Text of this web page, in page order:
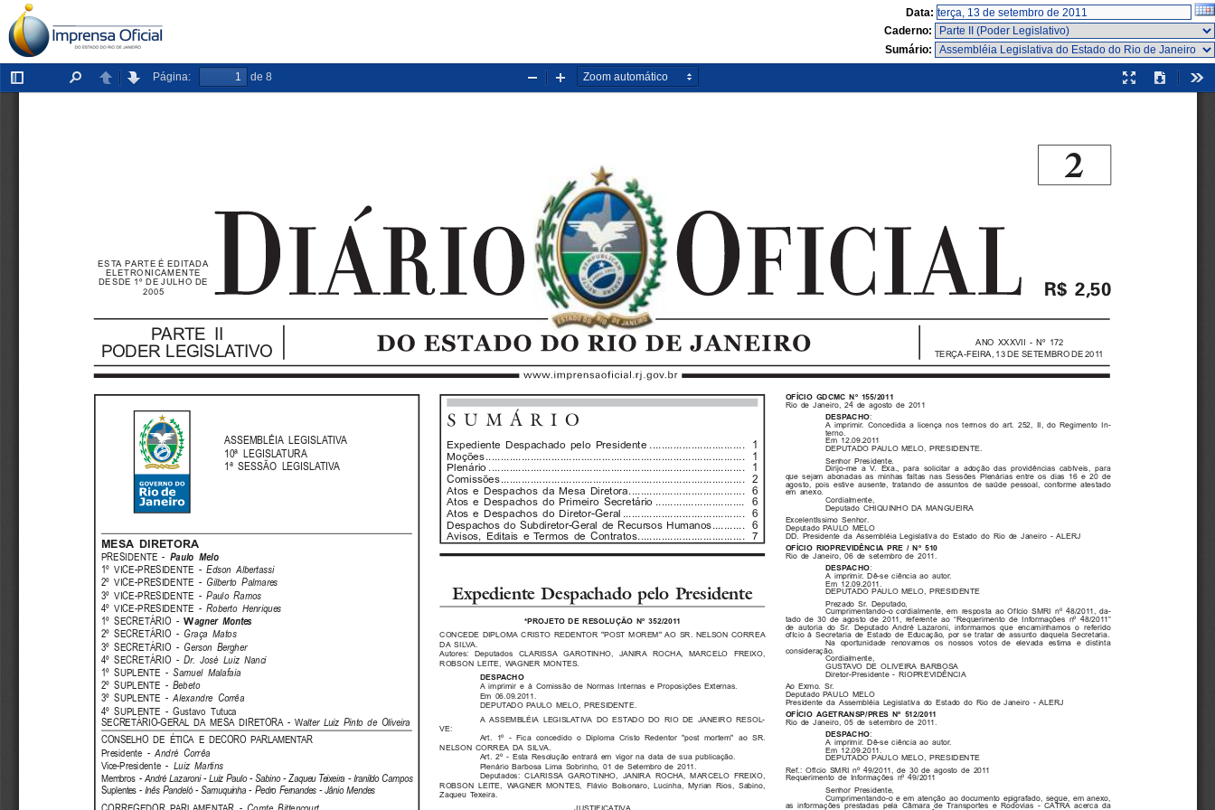
Data:
Caderno:
Sumário:
Exibir/ocultar
painel
LocalizarAnteriorPróxima
Página: de 8
Modo
de
Download
Diminuir
zoom
Aumentar
zoom
ASSEMBLÉIA LEGISLATIVA
10ª LEGISLATURA
1ª SESSÃO LEGISLATIVA
MESA DIRETORA
PRESIDENTE - Paulo  Melo
1º VICE-PRESIDENTE - Edson Albertassi
2º VICE-PRESIDENTE - Gilberto Palmares
3º VICE-PRESIDENTE - Paulo Ramos
4º VICE-PRESIDENTE - Roberto Henriques
1º SECRETÁRIO - Wagner  Montes
2º SECRETÁRIO - Graça Matos
3º SECRETÁRIO - Gerson Bergher
4º SECRETÁRIO - Dr. José Luiz Nanci
1º SUPLENTE - Samuel Malafaia
2º SUPLENTE - Bebeto
3º SUPLENTE - Alexandre Corrêa
4º SUPLENTE - Gustavo Tutuca
SECRETÁRIO-GERAL DA MESA DIRETORA - Walter Luiz Pinto de Oliveira
CONSELHO DE ÉTICA E DECORO PARLAMENTAR
Presidente - André Corrêa
Vice-Presidente - Luiz Martins
Membros - André Lazaroni - Luiz Paulo - Sabino - Zaqueu Teixeira - Iranildo Campos
Suplentes - Inês Pandeló - Samuquinha - Pedro Fernandes - Jânio Mendes
2

PARTE II
PODER LEGISLATIVO
ESTA PARTE É EDITADA
ELETRONICAMENTE
DESDE 1º DE JULHO DE
2005
ANO XXXVII - Nº 172
TERÇA-FEIRA, 13 DE SETEMBRO DE 2011
SUMÁRIO
Expediente Despachado pelo Presidente ................................ 1
Moções....................................................................................... 1
Plenário ...................................................................................... 1
Comissões.................................................................................. 2
Atos e Despachos da Mesa Diretora....................................... 6
Atos e Despachos do Primeiro Secretário .............................. 6
Atos e Despachos do Diretor-Geral......................................... 6
Despachos do Subdiretor-Geral de Recursos Humanos........... 6
Avisos, Editais e Termos de Contratos.................................... 7
Expediente Despachado pelo Presidente
*PROJETO DE RESOLUÇÃO Nº 352/2011
CONCEDE DIPLOMA CRISTO REDENTOR "POST MOREM" AO SR. NELSON CORREA
DA SILVA.
Autores: Deputados CLARISSA GAROTINHO, JANIRA ROCHA, MARCELO FREIXO,
ROBSON LEITE, WAGNER MONTES.
DESPACHO
A imprimir e à Comissão de Normas Internas e Proposições Externas.
Em 06.09.2011.
DEPUTADO PAULO MELO, PRESIDENTE.
A ASSEMBLÉIA LEGISLATIVA DO ESTADO DO RIO DE JANEIRO RESOL-
VE:
Art. 1º - Fica concedido o Diploma Cristo Redentor "post mortem" ao SR.
NELSON CORREA DA SILVA.
Art. 2º - Esta Resolução entrará em vigor na data de sua publicação.
Plenário Barbosa Lima Sobrinho, 01 de Setembro de 2011.
Deputados: CLARISSA GAROTINHO, JANIRA ROCHA, MARCELO FREIXO,
ROBSON LEITE, WAGNER MONTES, Flávio Bolsonaro, Lucinha, Myrian Rios, Sabino,
Zaqueu Texeira.
OFÍCIO GDCMC Nº 155/2011
Rio de Janeiro, 24 de agosto de 2011
DESPACHO:
A imprimir. Concedida a licença nos termos do art. 252, II, do Regimento In-
terno.
Em 12.09.2011
DEPUTADO PAULO MELO, PRESIDENTE.
Senhor Presidente.
Dirijo-me a V. Exa., para solicitar a adoção das providências cabíveis, para
que sejam abonadas as minhas faltas nas Sessões Plenárias entre os dias 16 e 20 de
agosto, pois estive ausente, tratando de assuntos de saúde pessoal, conforme atestado
em anexo.
Cordialmente,
Deputado CHIQUINHO DA MANGUEIRA
Excelentíssimo Senhor.
Deputado PAULO MELO
DD. Presidente da Assembléia Legislativa do Estado do Rio de Janeiro - ALERJ
OFÍCIO RIOPREVIDÊNCIA PRE / Nº 510
Rio de Janeiro, 06 de setembro de 2011.
DESPACHO:
A imprimir. Dê-se ciência ao autor.
Em 12.09.2011.
DEPUTADO PAULO MELO, PRESIDENTE
Prezado Sr. Deputado,
Cumprimentando-o cordialmente, em resposta ao Ofício SMRI nº 48/2011, da-
tado de 30 de agosto de 2011, referente ao “Requerimento de Informações nº 48/2011”
de autoria do Sr. Deputado André Lazaroni, informamos que encaminhamos o referido
ofício à Secretaria de Estado de Educação, por se tratar de assunto daquela Secretaria.
Na oportunidade renovamos os nossos votos de elevada estima e distinta
consideração.
Cordialmente,
GUSTAVO DE OLIVEIRA BARBOSA
Diretor-Presidente - RIOPREVIDÊNCIA
Ao Exmo. Sr.
Deputado PAULO MELO
Presidente da Assembléia Legislativa do Estado do Rio de Janeiro - ALERJ
OFÍCIO AGETRANSP/PRES Nº 512/2011
Rio de Janeiro, 05 de setembro de 2011.
DESPACHO:
A imprimir. Dê-se ciência ao autor.
Em 12.09.2011.
DEPUTADO PAULO MELO, PRESIDENTE
Ref.: Ofício SMRI nº 49/2011, de 30 de agosto de 2011
Requerimento de Informações nº 49/2011
Senhor Presidente,
Cumprimentando-o e em atenção ao documento epigrafado, segue, em anexo,
as informações prestadas pela Câmara de Transportes e Rodovias - CATRA acerca da